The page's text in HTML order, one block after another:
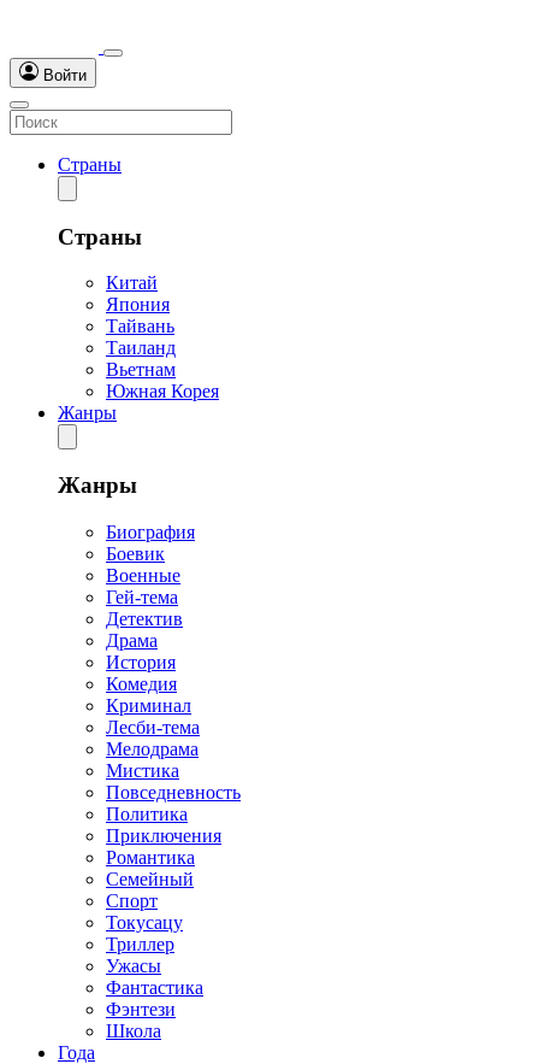
Войти
Страны
Страны
Китай
Япония
Тайвань
Таиланд
Вьетнам
Южная Корея
Жанры
Жанры
Биография
Боевик
Военные
Гей-тема
Детектив
Драма
История
Комедия
Криминал
Лесби-тема
Мелодрама
Мистика
Повседневность
Политика
Приключения
Романтика
Семейный
Спорт
Токусацу
Триллер
Ужасы
Фантастика
Фэнтези
Школа
Года